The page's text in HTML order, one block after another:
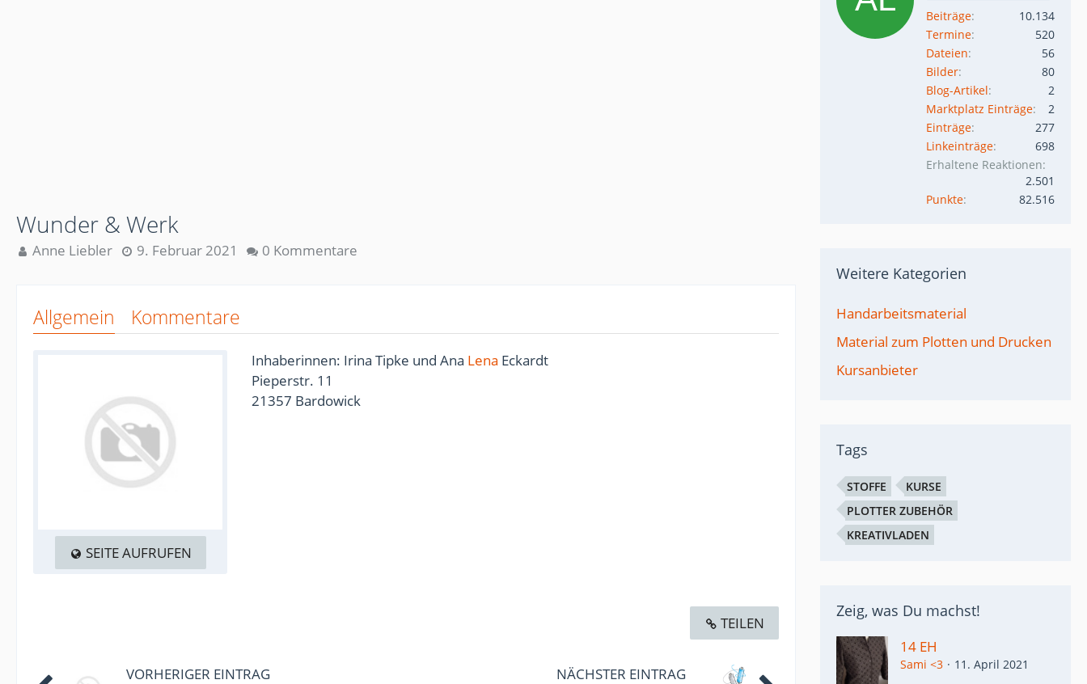
Wunder & Werk
Anne Liebler 9. Februar 2021 0 Kommentare
Allgemein Kommentare
SEITE AUFRUFEN
Inhaberinnen: Irina Tipke und Ana Lena Eckardt
Pieperstr. 11
21357 Bardowick
TEILEN
VORHERIGER EINTRAG NÄCHSTER EINTRAG
Beiträge
10.134
Termine
520
Dateien
56
Bilder
80
Blog-Artikel
2
Marktplatz Einträge
2
Einträge
277
Linkeinträge
698
Erhaltene Reaktionen
2.501
Punkte
82.516
Weitere Kategorien
Handarbeitsmaterial
Material zum Plotten und Drucken
Kursanbieter
Tags
STOFFE
KURSE
PLOTTER ZUBEHÖR
KREATIVLADEN
Zeig, was Du machst!
14 EH
Sami <3 11. April 2021